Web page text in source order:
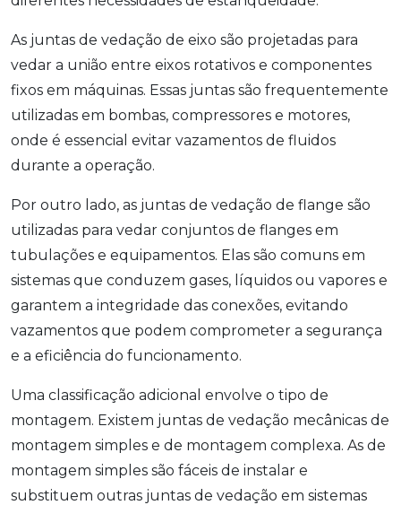
As juntas de vedação de eixo são projetadas para
vedar a união entre eixos rotativos e componentes
fixos em máquinas. Essas juntas são frequentemente
utilizadas em bombas, compressores e motores,
onde é essencial evitar vazamentos de fluidos
durante a operação.
Por outro lado, as juntas de vedação de flange são
utilizadas para vedar conjuntos de flanges em
tubulações e equipamentos. Elas são comuns em
sistemas que conduzem gases, líquidos ou vapores e
garantem a integridade das conexões, evitando
vazamentos que podem comprometer a segurança
e a eficiência do funcionamento.
Uma classificação adicional envolve o tipo de
montagem. Existem juntas de vedação mecânicas de
montagem simples e de montagem complexa. As de
montagem simples são fáceis de instalar e
substituem outras juntas de vedação em sistemas